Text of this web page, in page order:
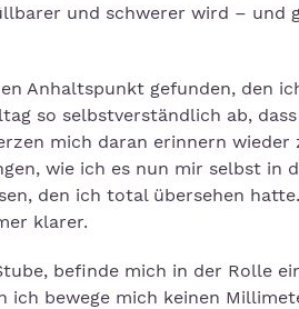
und schwerer wird – und
Anhaltspunkt gefunden, den
so selbstverständlich ab,
mich daran erinnern
wie ich es nun mir selbst in
den ich total übersehen
klarer.
befinde mich in der Rolle
ich bewege mich keinen